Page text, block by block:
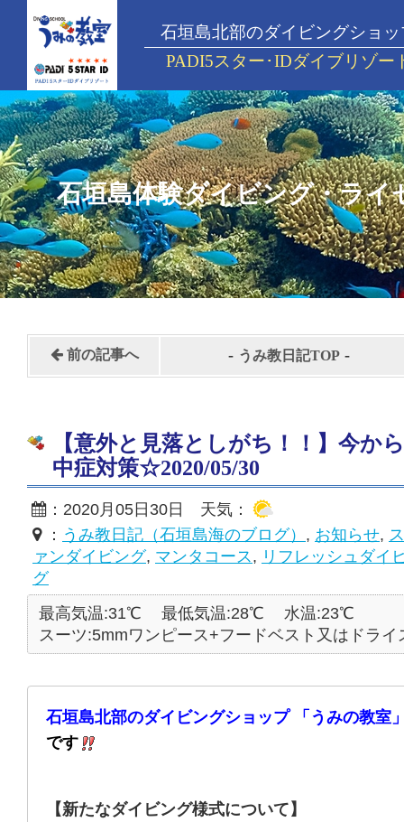
石垣島北部のダイビングショッ
PADI5スター･IDダイブリゾー
石垣島体験ダイビング・ライ
前の記事へ - うみ教日記TOP -
【意外と見落としがち！！】今か
中症対策☆2020/05/30
：2020月05日30日 天気：
： うみ教日記（石垣島海のブログ） , お知らせ,
ァンダイビング, マンタコース, リフレッシュダイ
グ
最高気温:31℃
最低気温:28℃
水温:23℃
スーツ:5mmワンピース+フードベスト又はドライ
石垣島北部のダイビングショップ 「うみの教室
です
【新たなダイビング様式について】